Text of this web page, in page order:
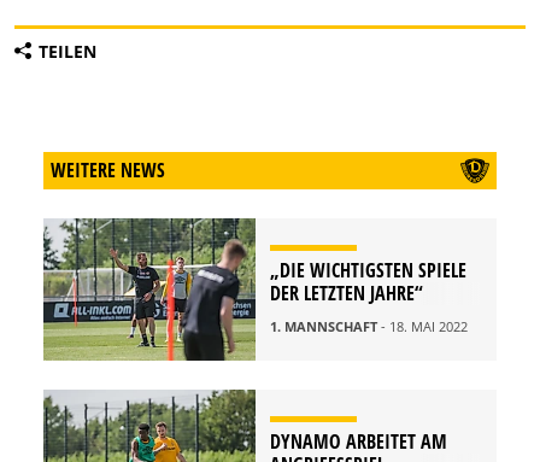
TEILEN
WEITERE NEWS
„DIE WICHTIGSTEN SPIELE
DER LETZTEN JAHRE“
1. MANNSCHAFT- 18. MAI 2022
DYNAMO ARBEITET AM